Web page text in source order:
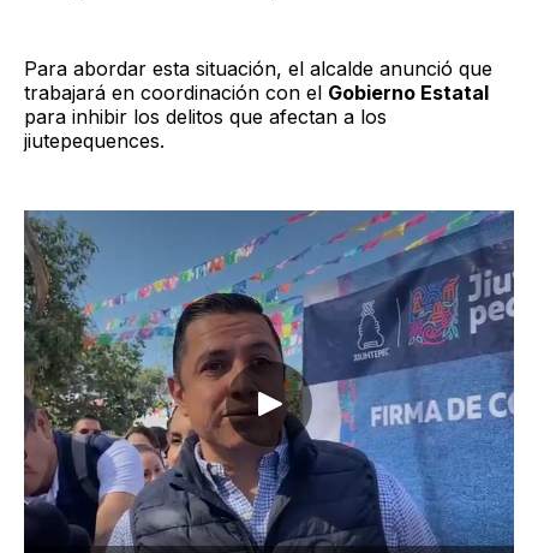
Para abordar esta situación, el alcalde anunció que
trabajará en coordinación con el Gobierno Estatal
para inhibir los delitos que afectan a los
jiutepequences.